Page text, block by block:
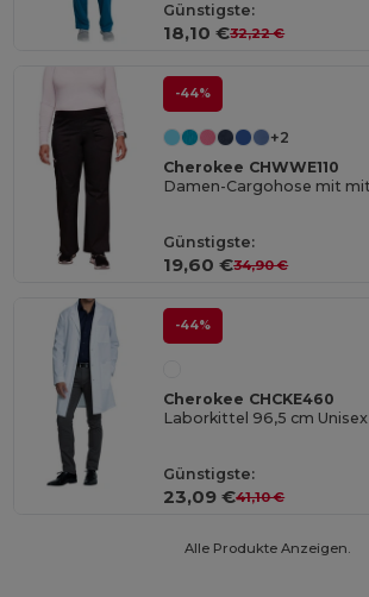
Günstigste:
18,10 €32,22 €
-44%
+2
Cherokee CHWWE110
Günstigste:
19,60 €34,90 €
-44%
Cherokee CHCKE460
Laborkittel 96,5 cm Unisex
Günstigste:
23,09 €41,10 €
Alle Produkte Anzeigen.